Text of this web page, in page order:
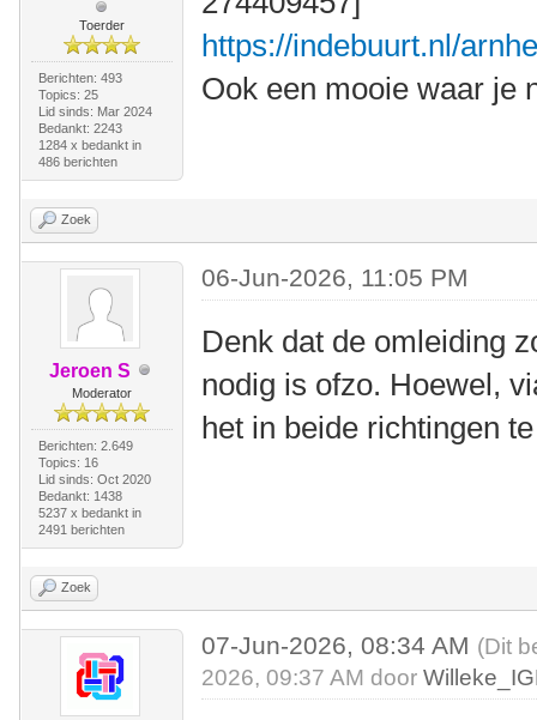
Toerder
Berichten: 493
Topics: 25
Lid sinds: Mar 2024
Bedankt: 2243
1284 x bedankt in
486 berichten
https://indebuurt.nl/
Ook een mooie waar je
Zoek
Jeroen S
Moderator
Berichten: 2.649
Topics: 16
Lid sinds: Oct 2020
Bedankt: 1438
5237 x bedankt in
2491 berichten
06-Jun-2026, 11:05 PM
Denk dat de omleiding
nodig is ofzo. Hoewel,
het in beide richtingen
Zoek
07-Jun-2026, 08:34 AM (Dit
2026, 09:37 AM door